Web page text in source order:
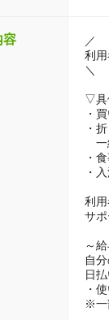
容
／
利
＼
▽具
・
・
一
・
・
利用
サ
～
自
日
・
※一